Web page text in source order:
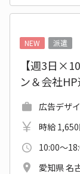
NEW
派遣
【週3日
ン＆会社
広告デザ
時給
10:00～
愛知県 名